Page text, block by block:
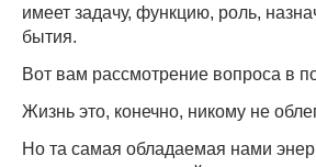
имеет задачу, функцию, роль,
бытия.
Вот вам рассмотрение вопроса в
Жизнь это, конечно, никому не
Но та самая обладаемая нами